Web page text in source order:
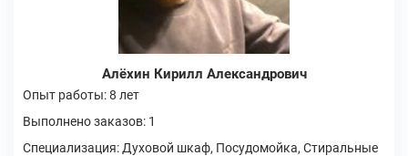
Алёхин Кирилл Александрович
Опыт работы: 8 лет
Выполнено заказов: 1
Специализация: Духовой шкаф, Посудомойка, Стиральные